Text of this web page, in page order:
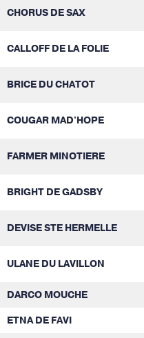
CHORUS DE SAX
CALLOFF DE LA FOLIE
BRICE DU CHATOT
COUGAR MAD'HOPE
FARMER MINOTIERE
BRIGHT DE GADSBY
DEVISE STE HERMELLE
ULANE DU LAVILLON
DARCO MOUCHE
ETNA DE FAVI